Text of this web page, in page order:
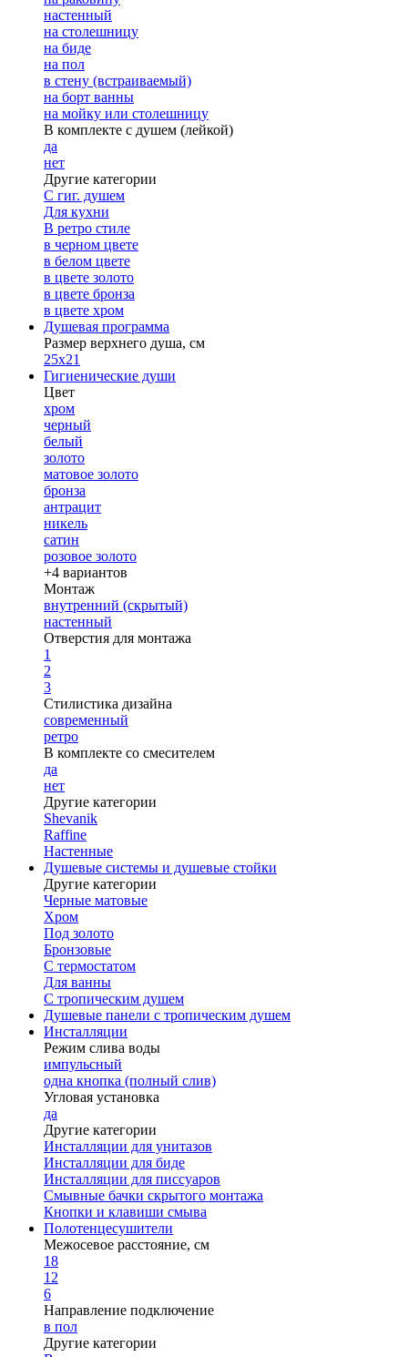
настенный
на столешницу
на биде
на пол
в стену (встраиваемый)
на борт ванны
на мойку или столешницу
В комплекте с душем (лейкой)
да
нет
Другие категории
С гиг. душем
Для кухни
В ретро стиле
в черном цвете
в белом цвете
в цвете золото
в цвете бронза
в цвете хром
Душевая программа
Размер верхнего душа, см
25х21
Гигиенические души
Цвет
хром
черный
белый
золото
матовое золото
бронза
антрацит
никель
сатин
розовое золото
+4 вариантов
Монтаж
внутренний (скрытый)
настенный
Отверстия для монтажа
1
2
3
Стилистика дизайна
современный
ретро
В комплекте со смесителем
да
нет
Другие категории
Shevanik
Raffine
Настенные
Душевые системы и душевые стойки
Другие категории
Черные матовые
Хром
Под золото
Бронзовые
С термостатом
Для ванны
С тропическим душем
Душевые панели с тропическим душем
Инсталляции
Режим слива воды
импульсный
одна кнопка (полный слив)
Угловая установка
да
Другие категории
Инсталляции для унитазов
Инсталляции для биде
Инсталляции для писсуаров
Смывные бачки скрытого монтажа
Кнопки и клавиши смыва
Полотенцесушители
Межосевое расстояние, см
18
12
6
Направление подключение
в пол
Другие категории